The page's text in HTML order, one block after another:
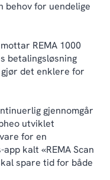
behov for uendelige
REMA 1000
betalingsløsning
det enklere for
gjennomgår
utviklet
for en
kalt «REMA Scan
spare tid for både